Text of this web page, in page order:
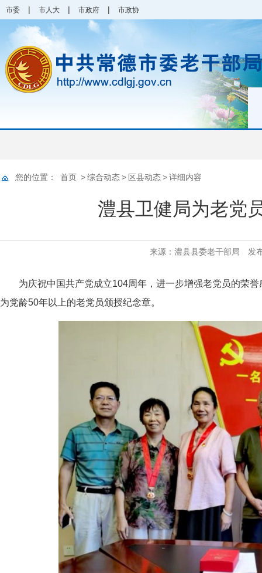
市委 | 市人大 | 市政府 | 市政协
您的位置： 首页 >综合动态> 区县动态>详细内容
澧县卫健局为老党
来源：澧县县委老干部局 发
为庆祝中国共产党成立104周年，进一步增强老党员的荣
为党龄50年以上的老党员颁授纪念章。